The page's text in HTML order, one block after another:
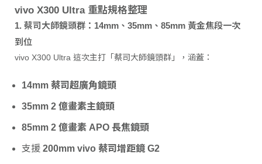
vivo X300 Ultra 重點規格整理
1. 蔡司大師鏡頭群：14mm、35mm、85mm 黃金焦段一次
到位
vivo X300 Ultra 這次主打「蔡司大師鏡頭群」，涵蓋：
14mm 蔡司超廣角鏡頭
35mm 2 億畫素主鏡頭
85mm 2 億畫素 APO 長焦鏡頭
支援 200mm vivo 蔡司增距鏡 G2